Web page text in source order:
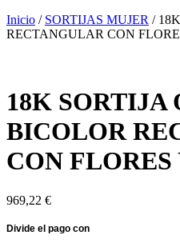
Inicio / SORTIJAS MUJER /
RECTANGULAR CON
18K SORTIJA
BICOLOR
CON
969,22 €